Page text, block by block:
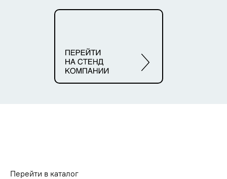
Перейти в каталог